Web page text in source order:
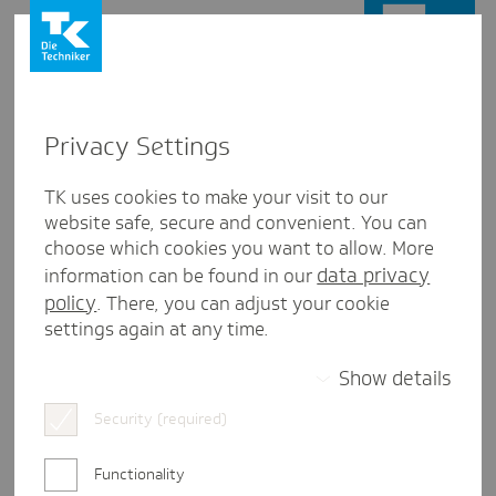
Ansprechpartner rund um die soziale
Absicherung deines Startups. Wir geben dir
Orientierung und Sicherheit in allen Fragen zur
Sozialversicherung, damit du dich auf deine
Gründung und dein Startup konzentrieren kannst.
Wir arbeiten fachlich sauber und
verständlich. Unser Anspruch:
Sozialversicherung so erklären, dass du sie
Privacy Settings
TK uses cookies to make your visit to our
website safe, secure and convenient. You can
choose which cookies you want to allow. More
information can be found in our data privacy
policy. There, you can adjust your cookie
settings again at any time.
Show details
Security (required)
Functionality